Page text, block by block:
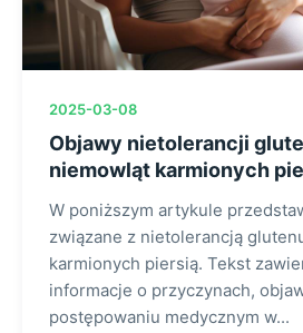
2025-03-08
Objawy nietolerancji
niemowląt karmionych
W poniższym artykule
związane z nietolerancją
karmionych piersią. Tekst
informacje o przyczynach,
postępowaniu medycznym w...